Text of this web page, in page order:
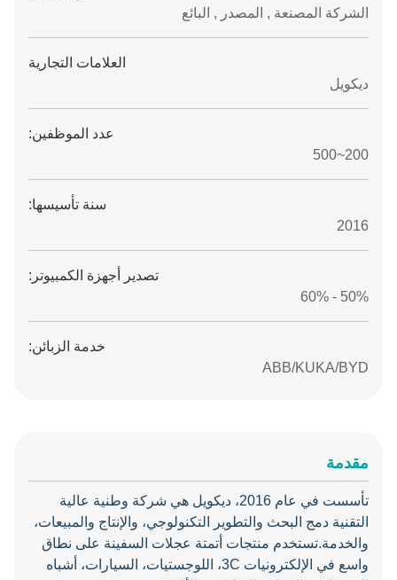
الشركة المصنعة , المصدر , البائع
العلامات التجارية
ديكويل
عدد الموظفين:
200~500
سنة تأسيسها:
2016
تصدير أجهزة الكمبيوتر:
50% - 60%
خدمة الزبائن:
ABB/KUKA/BYD
مقدمة
تأسست في عام 2016، ديكويل هي شركة وطنية عالية
التقنية دمج البحث والتطوير التكنولوجي، والإنتاج والمبيعات،
والخدمة.تستخدم منتجات أتمتة عجلات السفينة على نطاق
واسع في الإلكترونيات 3C، اللوجستيات، السيارات، أشباه